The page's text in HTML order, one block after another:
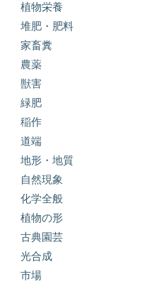
植物栄養
堆肥・肥料
家畜糞
農薬
獣害
緑肥
稲作
道端
地形・地質
自然現象
化学全般
植物の形
古典園芸
光合成
市場